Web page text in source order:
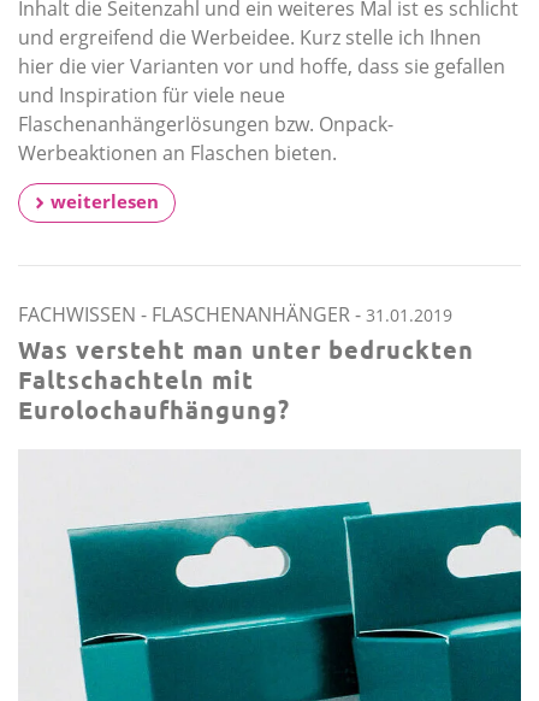
Inhalt die Seitenzahl und ein weiteres Mal ist es schlicht
und ergreifend die Werbeidee. Kurz stelle ich Ihnen
hier die vier Varianten vor und hoffe, dass sie gefallen
und Inspiration für viele neue
Flaschenanhängerlösungen bzw. Onpack-
Werbeaktionen an Flaschen bieten.
weiterlesen
FACHWISSEN - FLASCHENANHÄNGER- 31.01.2019
Was versteht man unter bedruckten
Faltschachteln mit
Eurolochaufhängung?